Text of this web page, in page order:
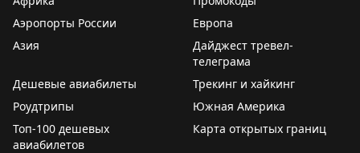
Отельеры уже привыкли к таким потерям и
закладывают их в стоимость проживания.
Your Mileage May Vary
Совет: если едите ради пейзажей — выбирайте
Канаду и выделите 5-6 дней, посетив малые города
вроде Вавы или Муз-Джо. Если спешите — США
справедливо конкурируют, особенно если оставить
место для неожиданных открытий.
Points Miles and Bling Original
Аэропорты России
Европа
Азия
Дайджест тревел-
телеграма
Дешевые авиабилеты
Трекинг и хайкинг
Роудтрипы
Южная Америка
Топ-100 дешевых
авиабилетов
Карта открытых границ